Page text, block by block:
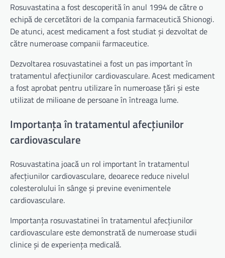
Rosuvastatina a fost descoperită în anul 1994 de către o
echipă de cercetători de la compania farmaceutică Shionogi.
De atunci, acest medicament a fost studiat și dezvoltat de
către numeroase companii farmaceutice.
Dezvoltarea rosuvastatinei a fost un pas important în
tratamentul afecțiunilor cardiovasculare. Acest medicament
a fost aprobat pentru utilizare în numeroase țări și este
utilizat de milioane de persoane în întreaga lume.
Importanța în tratamentul afecțiunilor
cardiovasculare
Rosuvastatina joacă un rol important în tratamentul
afecțiunilor cardiovasculare, deoarece reduce nivelul
colesterolului în sânge și previne evenimentele
cardiovasculare.
Importanța rosuvastatinei în tratamentul afecțiunilor
cardiovasculare este demonstrată de numeroase studii
clinice și de experiența medicală.